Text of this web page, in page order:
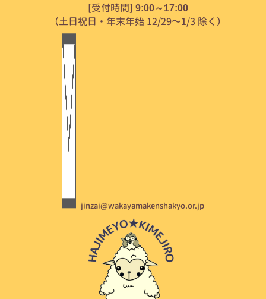
[受付時間] 9:00～17:00
（土日祝日・年末年始 12/29～1/3 除く）
jinzai@wakayamakenshakyo.or.jp